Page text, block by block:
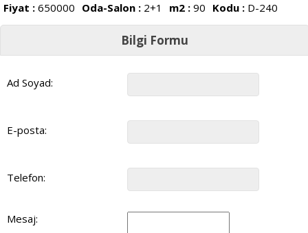
Fiyat : 650000 Oda-Salon : 2+1 m2 : 90 Kodu : D-240
Bilgi Formu
Ad Soyad:
E-posta:
Telefon:
Mesaj: